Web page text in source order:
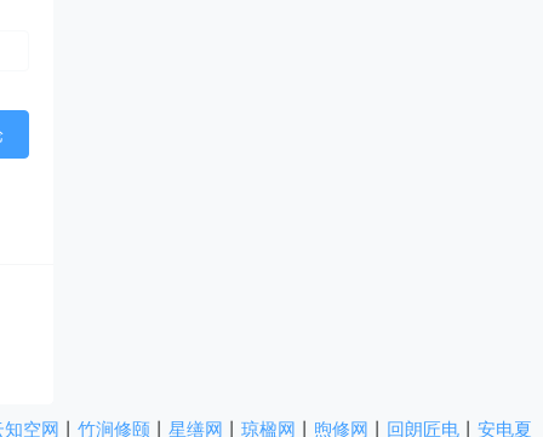
知空网 竹涧修颐 星缮网 琼楹网 煦修网 回朗匠电 安电夏